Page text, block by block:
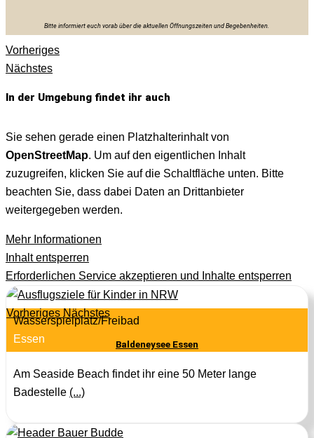
Bitte informiert euch vorab über die aktuellen Öffnungszeiten und Begebenheiten.
Vorheriges
Nächstes
In der Umgebung findet ihr auch
Sie sehen gerade einen Platzhalterinhalt von
OpenStreetMap. Um auf den eigentlichen Inhalt
zuzugreifen, klicken Sie auf die Schaltfläche unten. Bitte
beachten Sie, dass dabei Daten an Drittanbieter
weitergegeben werden.
Mehr Informationen
Inhalt entsperren
Erforderlichen Service akzeptieren und Inhalte entsperren
Vorheriges Nächstes
Wasserspielplatz/Freibad
Essen
Baldeneysee Essen
Am Seaside Beach findet ihr eine 50 Meter lange
Badestelle (...)